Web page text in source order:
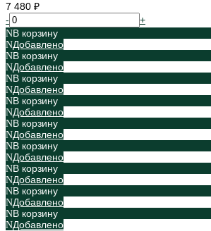
7 480 ₽
-
+
В корзину
Добавлено
В корзину
Добавлено
В корзину
Добавлено
В корзину
Добавлено
В корзину
Добавлено
В корзину
Добавлено
В корзину
Добавлено
В корзину
Добавлено
В корзину
Добавлено